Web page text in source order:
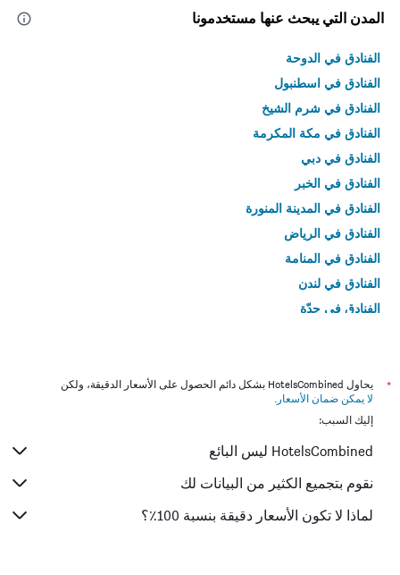
المدن التي يبحث عنها مستخدمونا
الفنادق في الدوحة
الفنادق في اسطنبول
الفنادق في شرم الشيخ
الفنادق في مكة المكرمة
الفنادق في دبي
الفنادق في الخبر
الفنادق في المدينة المنورة
الفنادق في الرياض
الفنادق في المنامة
الفنادق في لندن
الفنادق في جدّة
*
يحاول HotelsCombined بشكل دائم الحصول على الأسعار الدقيقة، ولكن
لا يمكن ضمان الأسعار .
إليك السبب:
HotelsCombined ليس البائع
نقوم بتجميع الكثير من البيانات لك
لماذا لا تكون الأسعار دقيقة بنسبة 100٪؟